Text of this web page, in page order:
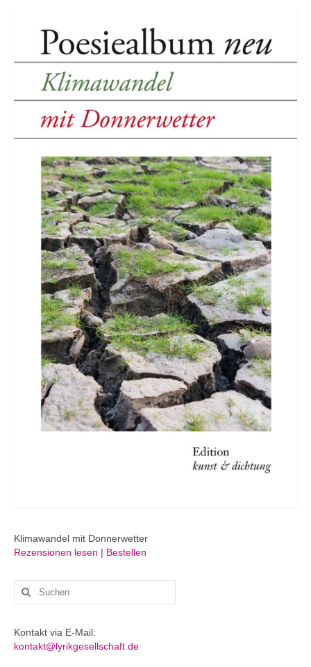
Klimawandel mit Donnerwetter
Rezensionen lesen | Bestellen
Suchen
nach:
Kontakt via E-Mail:
kontakt@lyrikgesellschaft.de